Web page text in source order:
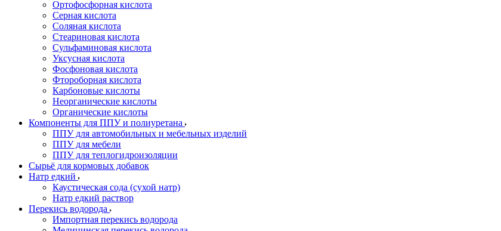
Ортофосфорная кислота
Серная кислота
Соляная кислота
Стеариновая кислота
Сульфаминовая кислота
Уксусная кислота
Фосфоновая кислота
Фтороборная кислота
Карбоновые кислоты
Неорганические кислоты
Органические кислоты
Компоненты для ППУ и полиуретана
ППУ для автомобильных и мебельных изделий
ППУ для мебели
ППУ для теплогидроизоляции
Сырьё для кормовых добавок
Натр едкий
Каустическая сода (сухой натр)
Натр едкий раствор
Перекись водорода
Импортная перекись водорода